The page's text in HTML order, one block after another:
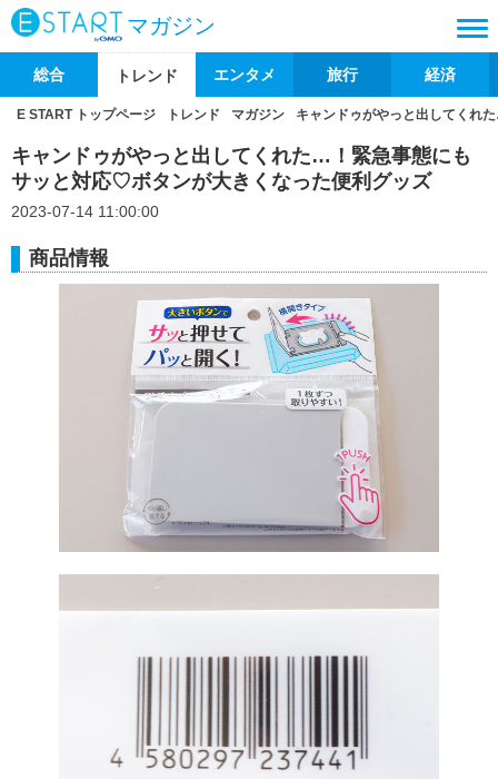
マガジン
総合 トレンド エンタメ 旅行 経済
E START トップページ トレンド マガジン キャンドゥがやっと出してくれ
キャンドゥがやっと出してくれた…！緊急事態にも
サッと対応♡ボタンが大きくなった便利グッズ
2023-07-14 11:00:00
商品情報